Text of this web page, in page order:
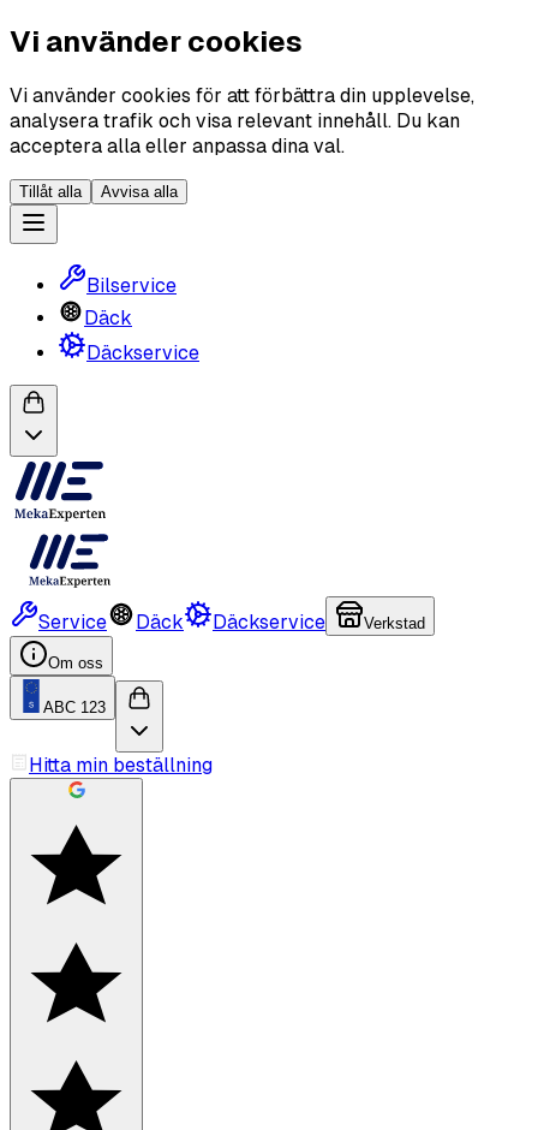
Vi använder cookies
Vi använder cookies för att förbättra din upplevelse,
analysera trafik och visa relevant innehåll. Du kan
acceptera alla eller anpassa dina val.
Tillåt alla Avvisa alla
Bilservice
Däck
Däckservice
Service Däck Däckservice Verkstad
Om oss
ABC 123
Hitta min beställning